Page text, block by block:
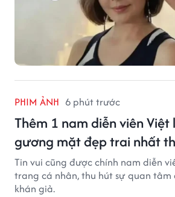
PHIM ẢNH 6 phút trước
Thêm 1 nam diễn viên
gương mặt đẹp trai nhất
Tin vui cũng được chính nam diễn
trang cá nhân, thu hút sự quan
khán giả.